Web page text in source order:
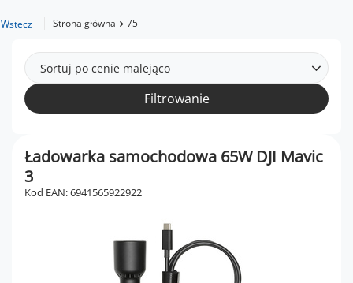
Wstecz Strona główna 75
Sortuj po cenie malejąco
Filtrowanie
Ładowarka samochodowa 65W DJI Mavic
3
Kod EAN: 6941565922922